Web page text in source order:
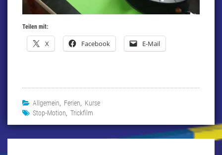
Teilen mit:
X Facebook E-Mail
Allgemein, Ferien, Kurse
Stop-Motion, Trickfilm